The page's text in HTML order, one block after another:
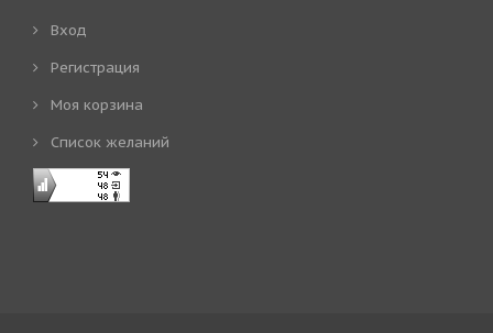
Вход
Регистрация
Моя корзина
Cписок желаний